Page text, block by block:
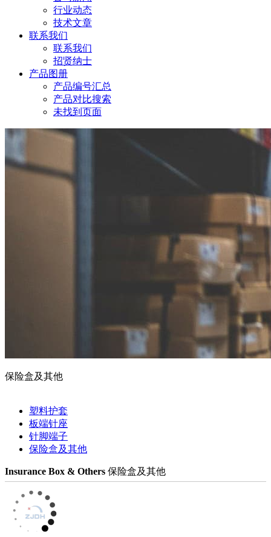
行业动态
技术文章
联系我们
联系我们
招贤纳士
产品图册
产品编号汇总
产品对比搜索
未找到页面
保险盒及其他
塑料护套
板端针座
针脚端子
保险盒及其他
Insurance Box & Others 保险盒及其他